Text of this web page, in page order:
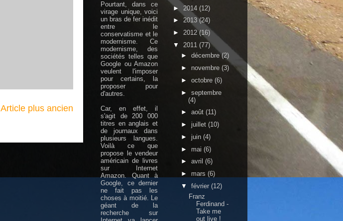
Article plus ancien
Pourtant, dans ce
virage unique, voici
un bras de fer inédit
entre le
conservatisme et le
modernisme. Ce
modernisme, des
sociétés telles que
Google ou Amazon
veulent l'imposer
pour certains, la
proposer pour
d'autres.
Car, en effet, il
s'agit de 200 000
titres en anglais et
de journaux dans
plusieurs langues.
Voilà ce que
propose le vendeur
américain de livres
sur Internet
Amazon. Quant à
Google, ce dernier
ne fait pas les
choses à moitié. Le
géant de la
recherche sur
► 2014 (12)
► 2013(24)
► 2012(16)
▼ 2011 (77)
► décembre(2)
► novembre (3)
► octobre (6)
► septembre
(4)
► août (11)
► juillet (10)
► juin (4)
► mai (6)
► avril (6)
► mars (6)
▼ février (12)
Franz
Ferdinand -
Take me
out live !